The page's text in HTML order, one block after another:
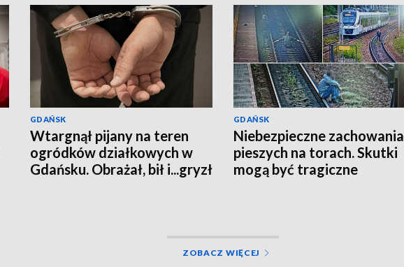
GDAŃSK
Wtargnął pijany na teren
ogródków działkowych w
Gdańsku. Obrażał, bił i...gryzł
GDAŃSK
Niebezpieczne zachowania
pieszych na torach. Skutki
mogą być tragiczne
ZOBACZ WIĘCEJ